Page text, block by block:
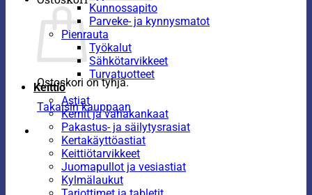
Ostoskori on tyhjä.
Takaisin kauppaan
Kunnossapito
Parveke- ja kynnysmatot
Pienrauta
Työkalut
Sähkötarvikkeet
Turvatuotteet
Keittiö
Astiat
Kernit ja vahakankaat
Pakastus- ja säilytysrasiat
Kertakäyttöastiat
Keittiötarvikkeet
Juomapullot ja vesiastiat
Kylmälaukut